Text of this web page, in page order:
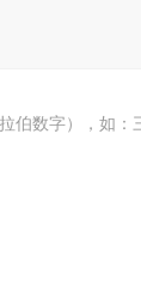
伯数字），如：